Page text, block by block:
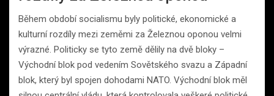
Během období socialismu byly politické, ekonomické a
kulturní rozdíly mezi zeměmi za Železnou oponou velmi
výrazné. Politicky se tyto země dělily na dvě bloky –
Východní blok pod vedením Sovětského svazu a Západní
blok, který byl spojen dohodami NATO. Východní blok měl